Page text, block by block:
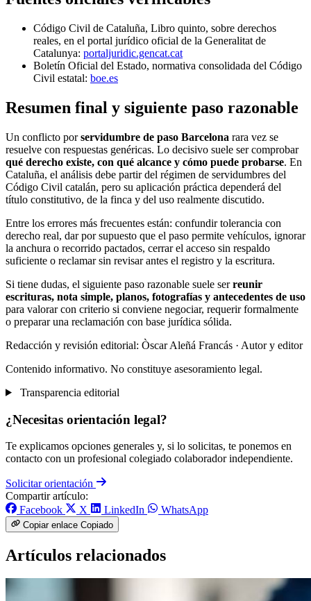
Código Civil de Cataluña, Libro quinto, sobre derechos
reales, en el portal jurídico oficial de la Generalitat de
Catalunya: portaljuridic.gencat.cat
Boletín Oficial del Estado, normativa consolidada del Código
Civil estatal: boe.es
Resumen final y siguiente paso razonable
Un conflicto porservidumbre de paso Barcelona rara vez se
resuelve con respuestas genéricas. Lo decisivo suele ser comprobar
qué derecho existe, con qué alcance y cómo puede probarse. En
Cataluña, el análisis debe partir del régimen de servidumbres del
Código Civil catalán, pero su aplicación práctica dependerá del
título constitutivo, de la finca y del uso realmente discutido.
Entre los errores más frecuentes están: confundir tolerancia con
derecho real, dar por supuesto que el paso permite vehículos, ignorar
la anchura o recorrido pactados, cerrar el acceso sin respaldo
suficiente o reclamar sin revisar antes el registro y la escritura.
Si tiene dudas, el siguiente paso razonable suele serreunir
escrituras, nota simple, planos, fotografías y antecedentes de uso
para valorar con criterio si conviene negociar, requerir formalmente
o preparar una reclamación con base jurídica sólida.
Redacción y revisión editorial: Òscar Aleñá Francás · Autor y editor
Contenido informativo. No constituye asesoramiento legal.
Transparencia editorial
¿Necesitas orientación legal?
Te explicamos opciones generales y, si lo solicitas, te ponemos en
contacto con un profesional colegiado colaborador independiente.
Solicitar orientación
Compartir artículo:
Facebook
X LinkedIn WhatsApp
Copiar enlace Copiado
Artículos relacionados